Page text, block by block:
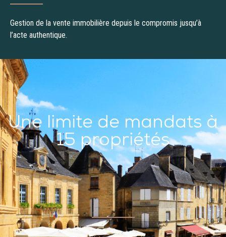
Gestion de la vente immobilière depuis le compromis jusqu’à
l’acte authentique.
Une limite de mandats à
15 propriétés